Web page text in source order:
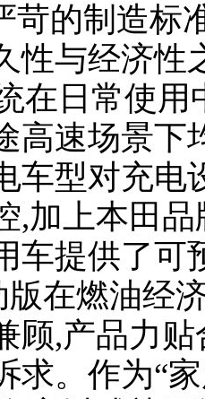
苛的制造标
性与经济性
在日常使用
高速场景下
车型对充电
,加上本田
车提供了
版在燃油经
顾,产品力
求。作为“